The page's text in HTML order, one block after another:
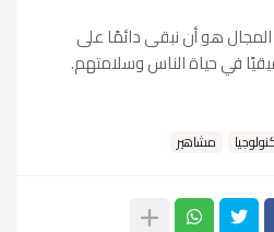
هو أن نبقى دائمًا على
في حياة الناس وسلامتهم.
مشاهير